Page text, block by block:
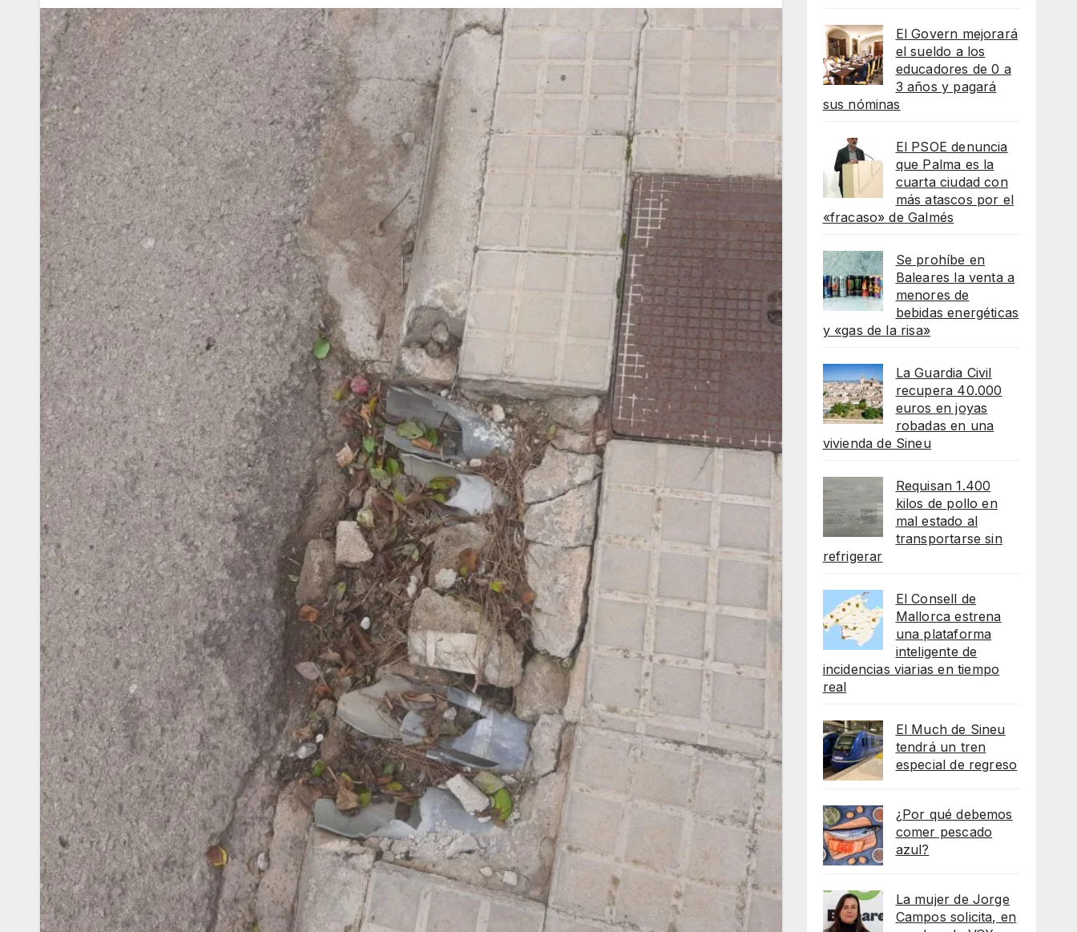
El Govern mejorará
el sueldo a los
educadores de 0 a
3 años y pagará
sus nóminas
El PSOE denuncia
que Palma es la
cuarta ciudad con
más atascos por el
«fracaso» de Galmés
Se prohíbe en
Baleares la venta a
menores de
bebidas energéticas
y «gas de la risa»
La Guardia Civil
recupera 40.000
euros en joyas
robadas en una
vivienda de Sineu
Requisan 1.400
kilos de pollo en
mal estado al
transportarse sin
refrigerar
El Consell de
Mallorca estrena
una plataforma
inteligente de
incidencias viarias en tiempo
real
El Much de Sineu
tendrá un tren
especial de regreso
¿Por qué debemos
comer pescado
azul?
La mujer de Jorge
Campos solicita, en